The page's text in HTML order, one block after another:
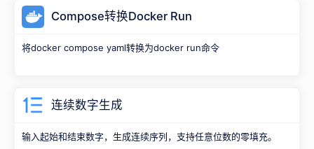
Compose转换Docker Run
将docker compose yaml转换为docker run命令
连续数字生成
输入起始和结束数字，生成连续序列，支持任意位数的零填充。